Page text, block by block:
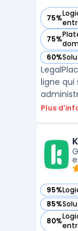
75%
— voir
75%
— voir
60%
— voir
ligne qui
la
Plus
95%
— voir
85%
— voir
80%
— voir